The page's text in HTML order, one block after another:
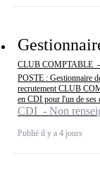
CLUB COMPTABLE -
POSTE : Gestionnaire
recrutement CLUB
en CDI pour l'un de ses
CDI - Non
Publié il y a 4 jours